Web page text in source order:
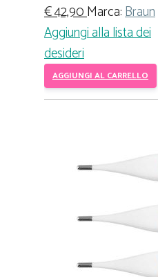
€42,90Marca:Braun
Aggiungi alla lista dei
desideri
AGGIUNGI AL CARRELLO